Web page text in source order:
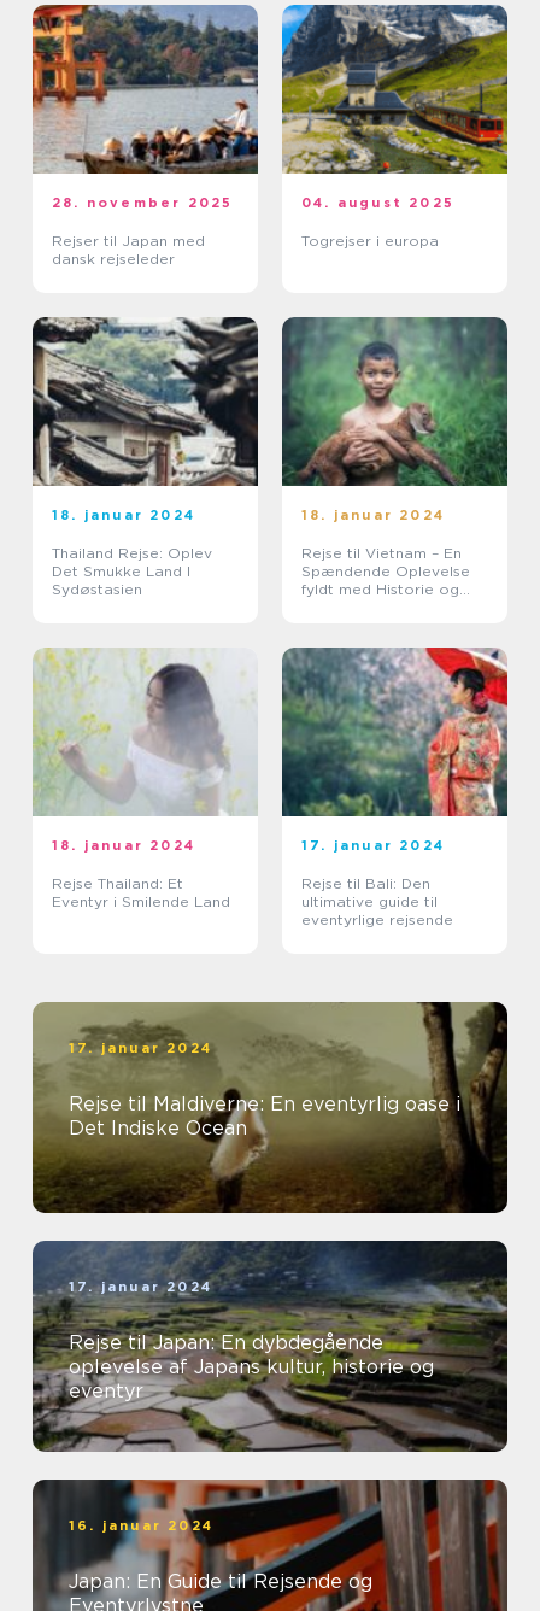
28. november 2025
Rejser til Japan med
dansk rejseleder
04. august 2025
Togrejser i europa
18. januar 2024
Thailand Rejse: Oplev
Det Smukke Land I
Sydøstasien
18. januar 2024
Rejse til Vietnam – En
Spændende Oplevelse
fyldt med Historie og
18. januar 2024
Rejse Thailand: Et
Eventyr i Smilende Land
17. januar 2024
Rejse til Bali: Den
ultimative guide til
eventyrlige rejsende
17. januar 2024
Rejse til Maldiverne: En eventyrlig oase i
Det Indiske Ocean
17. januar 2024
Rejse til Japan: En dybdegående
oplevelse af Japans kultur, historie og
eventyr
16. januar 2024
Japan: En Guide til Rejsende og
Eventyrlystne